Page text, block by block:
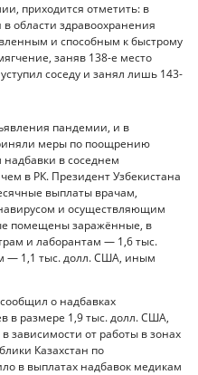
приходится отметить: в
области здравоохранения
и способным к быстрому
заняв 138-е место
соседу и занял лишь 143-
пандемии, и в
меры по поощрению
в соседнем
в РК. Президент Узбекистана
выплаты врачам,
и осуществляющим
помещены заражённые, в
и лаборантам — 1,6 тыс.
— 1,1 тыс. долл. США, иным
о надбавках
в размере 1,9 тыс. долл. США,
от работы в зонах
Казахстан по
в выплатах надбавок медикам